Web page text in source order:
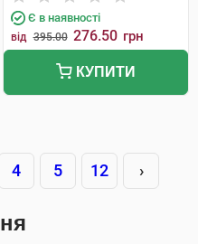
Є в наявності
від 395.00 276.50 грн
КУПИТИ
4 5 12 ›